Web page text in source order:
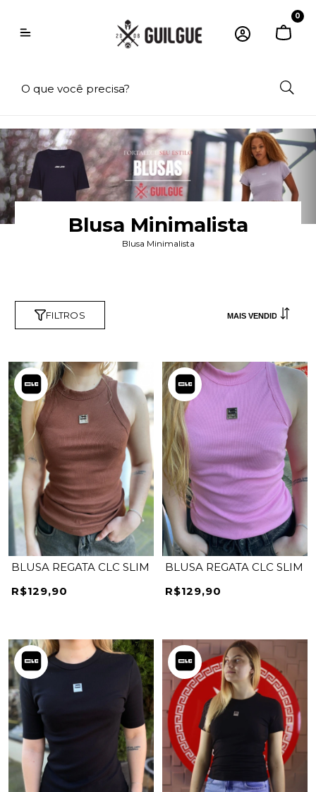
0
Blusa Minimalista
Blusa Minimalista
FILTROS
BLUSA REGATA CLC SLIM
R$129,90
BLUSA REGATA CLC SLIM
R$129,90